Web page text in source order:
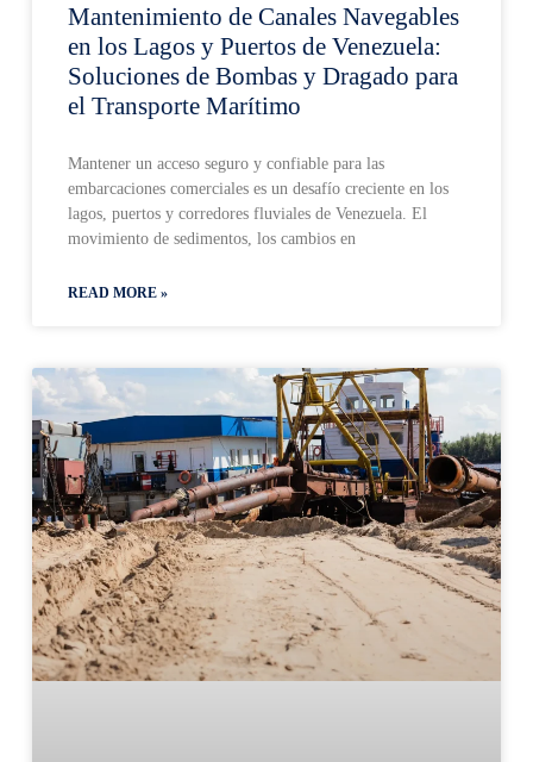
Mantenimiento de Canales Navegables
en los Lagos y Puertos de Venezuela:
Soluciones de Bombas y Dragado para
el Transporte Marítimo
Mantener un acceso seguro y confiable para las
embarcaciones comerciales es un desafío creciente en los
lagos, puertos y corredores fluviales de Venezuela. El
movimiento de sedimentos, los cambios en
READ MORE »